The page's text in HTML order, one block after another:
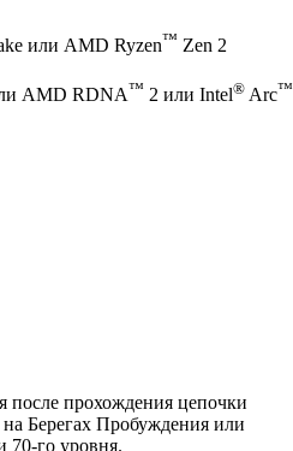
или AMD Ryzen™ Zen 2
AMD RDNA™ 2 или Intel® Arc™
прохождения цепочки
Берегах Пробуждения или
70-го уровня.